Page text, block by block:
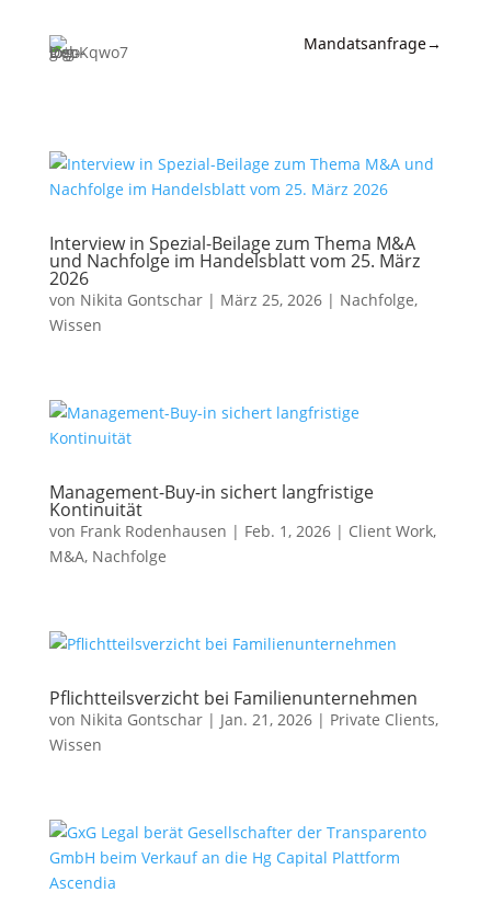
Insights
Referenzen
Kanzlei
Mandatsanfrage→
Interview in Spezial-Beilage zum Thema M&A
und Nachfolge im Handelsblatt vom 25. März
2026
von Nikita Gontschar| März 25, 2026| Nachfolge,
Wissen
Management-Buy-in sichert langfristige
Kontinuität
von Frank Rodenhausen | Feb. 1, 2026| Client Work,
M&A, Nachfolge
Pflichtteilsverzicht bei Familienunternehmen
von Nikita Gontschar| Jan. 21, 2026| Private Clients,
Wissen